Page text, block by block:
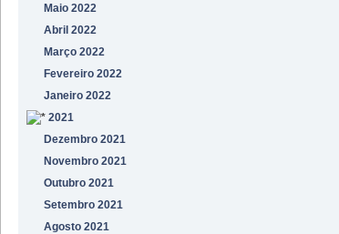
Maio 2022
Abril 2022
Março 2022
Fevereiro 2022
Janeiro 2022
2021
Dezembro 2021
Novembro 2021
Outubro 2021
Setembro 2021
Agosto 2021